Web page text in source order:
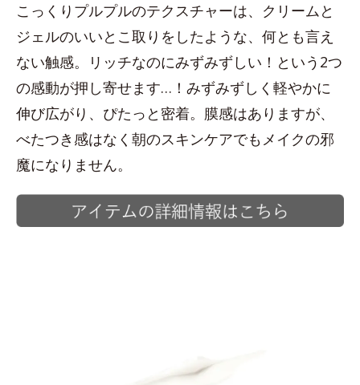
こっくりプルプルのテクスチャーは、クリームと
ジェルのいいとこ取りをしたような、何とも言え
ない触感。リッチなのにみずみずしい！という2つ
の感動が押し寄せます…！みずみずしく軽やかに
伸び広がり、ぴたっと密着。膜感はありますが、
べたつき感はなく朝のスキンケアでもメイクの邪
魔になりません。